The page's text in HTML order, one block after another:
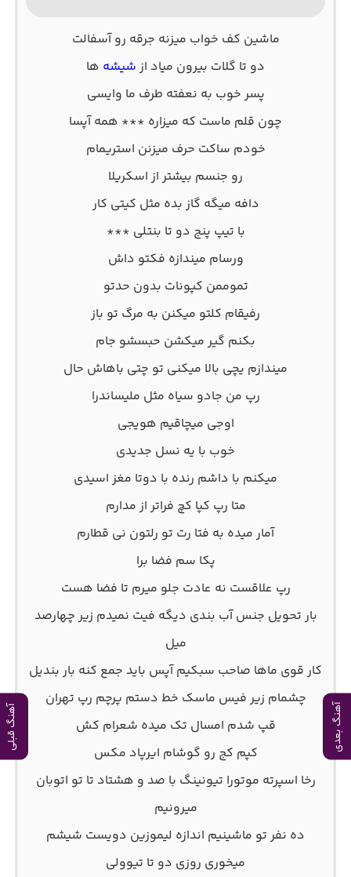
آهنگ بعدی آهنگ قبلی
ماشین کف خواب میزنه جرقه رو آسفالت
دو تا گلات بیرون میاد از شیشه ها
پسر خوب به نعفته طرف ما وایسی
چون قلم ماست که میزاره *** همه آپسا
خودم ساکت حرف میزنن استریمام
رو جنسم بیشتر از اسکریلا
دافه میگه گاز بده مثل کیتی کار
با تیپ پنج دو تا بنتلی ***
ورسام میندازه فکتو داش
تموممن کپونات بدون حدتو
رفیقام کلتو میکنن به مرگ تو باز
بکنم گیر میکشن حبسشو جام
میندازم یچی بالا میکنی تو چتی باهاش حال
رپ من جادو سیاه مثل ملیساندرا
اوجی میچاقیم هویجی
خوب با یه نسل جدیدی
میکنم با داشم رنده با دوتا مغز اسیدی
متا رپ کپا کچ فراتر از مدارم
آمار میده به فتا رت تو رلتون نی قطارم
پکا سم فضا برا
رپ علاقست نه عادت جلو میرم تا فضا هست
بار تحویل جنس آب بندی دیگه فیت نمیدم زیر چهارصد
میل
کار قوی ماها صاحب سبکیم آپس باید جمع کنه بار بندیل
چشمام زیر فیس ماسک خط دستم پرچم رپ تهران
قپ شدم امسال تک میده شعرام کش
کپم کج رو گوشام ایرپاد مکس
رخا اسپرته موتورا تیونینگ با صد و هشتاد تا تو اتوبان
میرونیم
ده نفر تو ماشینیم اندازه لیموزین دویست شیشم
میخوری روزی دو تا تیوولی